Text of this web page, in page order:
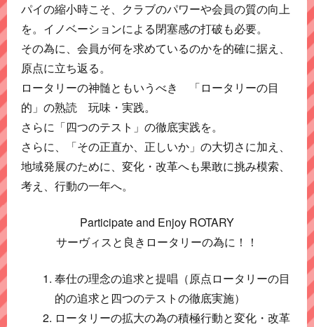
パイの縮小時こそ、クラブのパワーや会員の質の向上
を。イノベーションによる閉塞感の打破も必要。
その為に、会員が何を求めているのかを的確に据え、
原点に立ち返る。
ロータリーの神髄ともいうべき 「ロータリーの目
的」の熟読 玩味・実践。
さらに「四つのテスト」の徹底実践を。
さらに、「その正直か、正しいか」の大切さに加え、
地域発展のために、変化・改革へも果敢に挑み模索、
考え、行動の一年へ。
Participate and Enjoy ROTARY
サーヴィスと良きロータリーの為に！！
奉仕の理念の追求と提唱（原点ロータリーの目
的の追求と四つのテストの徹底実施）
ロータリーの拡大の為の積極行動と変化・改革